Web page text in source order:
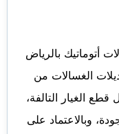
أتوماتيك بالرياض
الغسالات من
الغيار التالفة،
وبالاعتماد على